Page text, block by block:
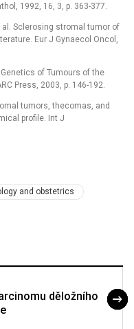
1992, 16, 3, p. 363-377.
al. Sclerosing stromal tumor of
Eur J Gynaecol Oncol,
Genetics of Tumours of the
Press, 2003, p. 146-192.
tumors, thecomas, and
profile. Int J
and obstetrics
děložního